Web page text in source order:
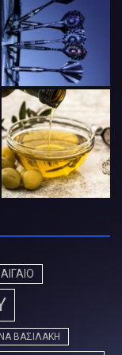
ΑΙΓΑΙΟ
ΒΑΣΙΛΑΚΗ